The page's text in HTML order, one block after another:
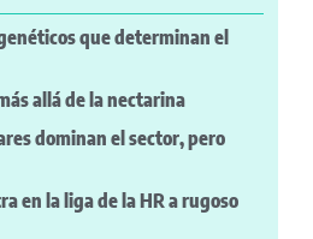
que determinan el
allá de la nectarina
dominan el sector, pero
en la liga de la HR a rugoso